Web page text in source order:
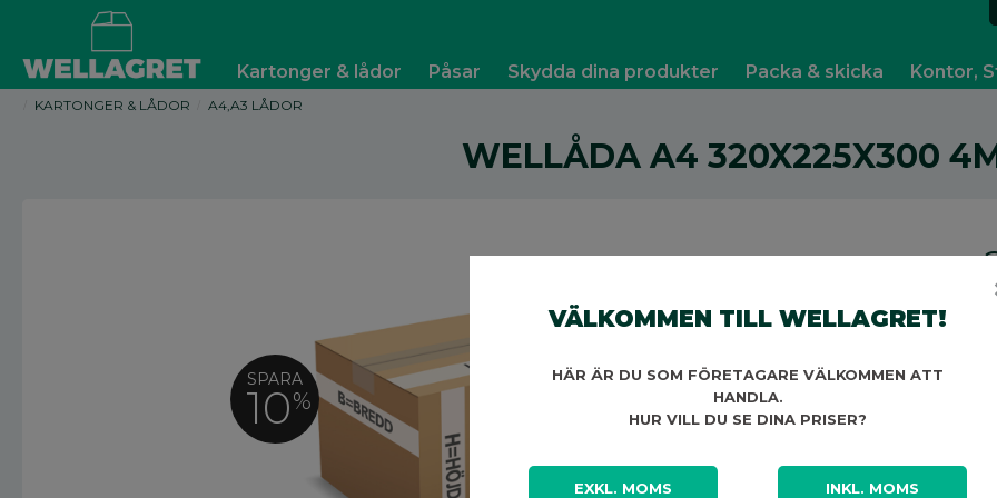
Kartonger & lådor Påsar Skydda dina produkter Packa & skicka Kontor,
KARTONGER & LÅDOR A4,A3 LÅDOR
WELLÅDA A4 320X225X300
SPARA
10%
VÄLKOMMEN TILL WELLAGRET!
HÄR ÄR DU SOM FÖRETAGARE VÄLKOMMEN ATT
HANDLA.
HUR VILL DU SE DINA PRISER?
EXKL. MOMS INKL. MOMS